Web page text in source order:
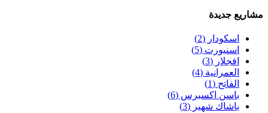
مشاريع جديدة
اسكودار (2)
اسنيورت (5)
افجلار (3)
العمرانية (4)
الفاتح (1)
باسن اكسبرس (6)
باشاك شهير (3)